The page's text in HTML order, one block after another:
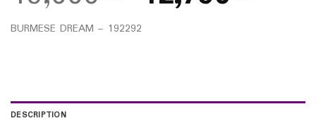
BURMESE DREAM – 192292
DESCRIPTION